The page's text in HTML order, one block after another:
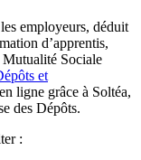
employeurs, déduit
d’apprentis,
Sociale
et
ligne grâce à Soltéa,
des Dépôts.
: